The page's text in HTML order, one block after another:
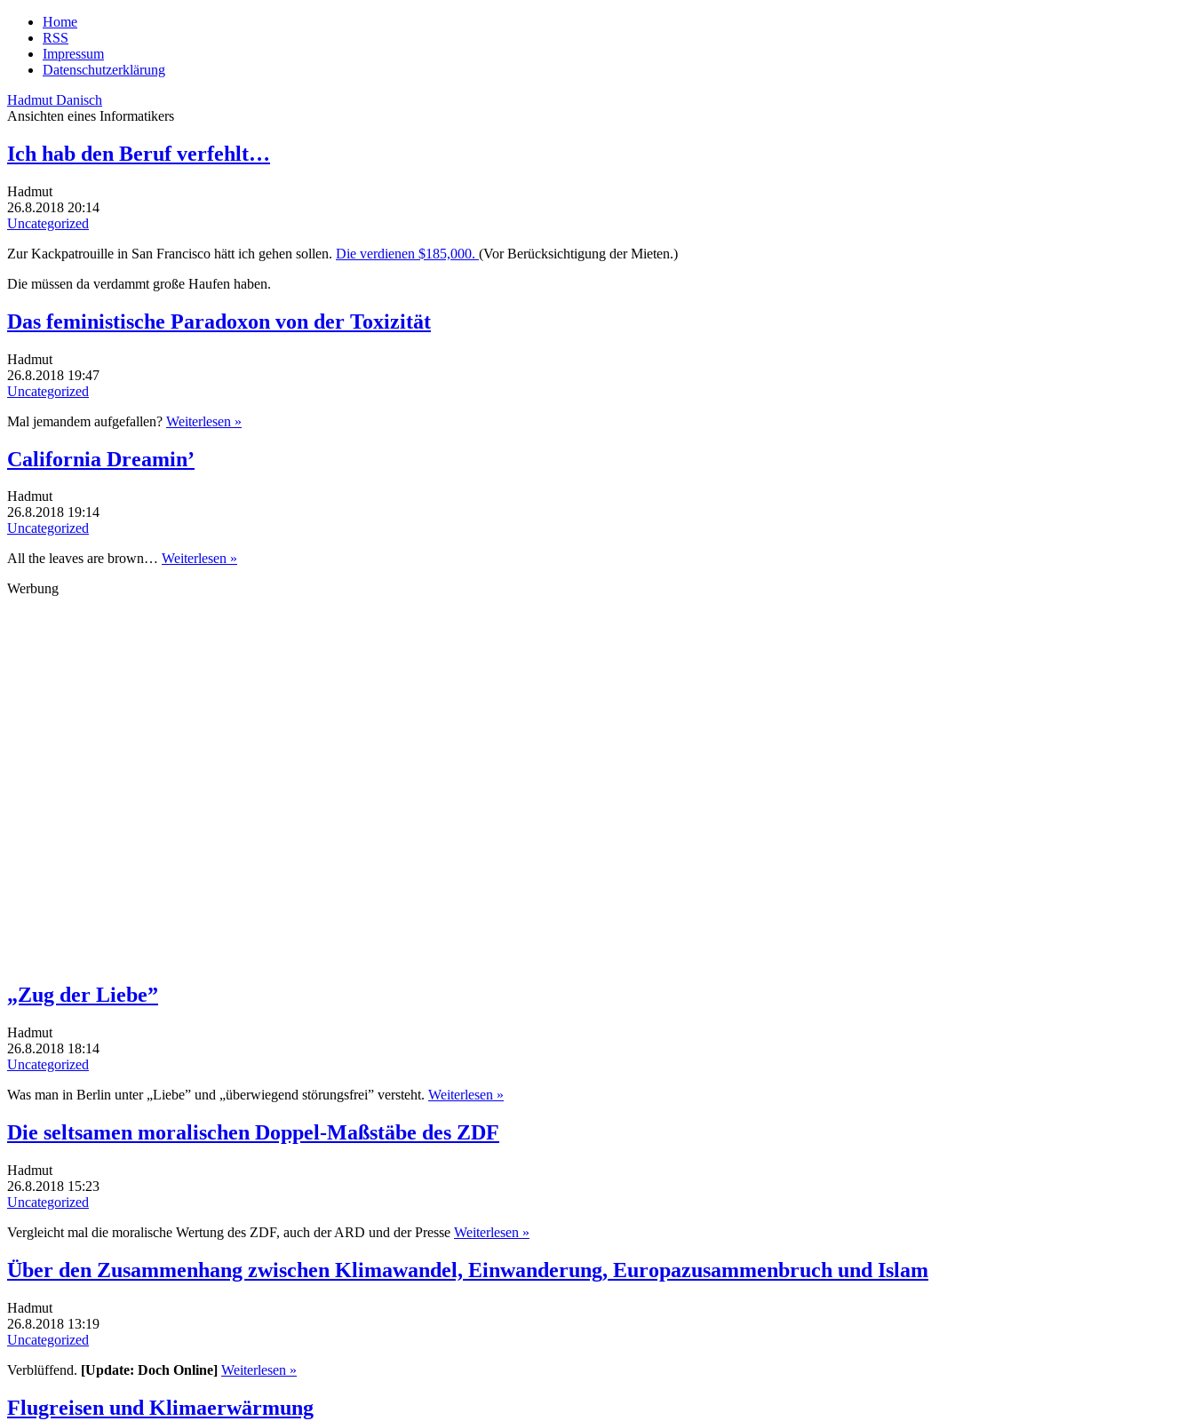
Home
RSS
Impressum
Datenschutzerklärung
Hadmut Danisch
Ansichten eines Informatikers
Ich hab den Beruf verfehlt…
Hadmut
26.8.2018 20:14
Uncategorized
Zur Kackpatrouille in San Francisco hätt ich gehen sollen. Die verdienen $185,000. (Vor Berücksichtigung der Mieten.)
Die müssen da verdammt große Haufen haben.
Das feministische Paradoxon von der Toxizität
Hadmut
26.8.2018 19:47
Uncategorized
Mal jemandem aufgefallen? Weiterlesen »
California Dreamin’
Hadmut
26.8.2018 19:14
Uncategorized
All the leaves are brown… Weiterlesen »
Werbung
„Zug der Liebe”
Hadmut
26.8.2018 18:14
Uncategorized
Was man in Berlin unter „Liebe” und „überwiegend störungsfrei” versteht. Weiterlesen »
Die seltsamen moralischen Doppel-Maßstäbe des ZDF
Hadmut
26.8.2018 15:23
Uncategorized
Vergleicht mal die moralische Wertung des ZDF, auch der ARD und der Presse Weiterlesen »
Über den Zusammenhang zwischen Klimawandel, Einwanderung, Europazusammenbruch und Islam
Hadmut
26.8.2018 13:19
Uncategorized
Verblüffend. [Update: Doch Online] Weiterlesen »
Flugreisen und Klimaerwärmung